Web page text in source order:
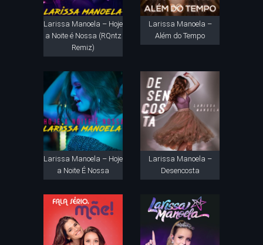
Larissa Manoela – Hoje
a Noite é Nossa (RQntz
Remiz)
Larissa Manoela –
Além do Tempo
Larissa Manoela – Hoje
a Noite É Nossa
Larissa Manoela –
Desencosta